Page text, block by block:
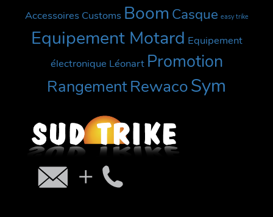
Accessoires Customs Boom Casque easy trike
Equipement Motard Equipement
électronique Léonart Promotion
RangementRewacoSym